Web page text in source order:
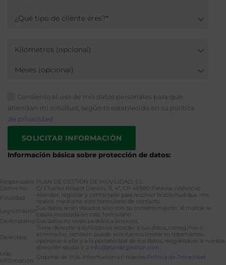
¿Qué tipo de cliente eres?*
Kilómetros (opcional)
Meses (opcional)
Consiento el uso de mis datos personales para que
atiendan mi solicitud, según lo establecido en su política
de privacidad
Información básica sobre protección de datos:
Responsable PLAN DE GESTIÓN DE MOVILIDAD, S.L.
Domicilio
C/ Charles Robert Darwin, 11, 4ª, CP 46980 Paterna (Valencia)
Finalidad
Atender, registrar y contactarle para resolver la solicitud que nos
realice mediante este formulario de contacto.
LegitimaciónSus datos serán tratados solo con su consentimiento, al marcar la
casilla mostrada en este formulario.
Destinatarios Sus datos no serán cedidos a terceros.
Derechos
Tiene derecho a solicitarnos acceder a sus datos, corregirlos o
eliminarlos, también puede solicitarnos limitar su tratamiento,
oponerse a ello y a la portabilidad de sus datos, dirigiéndose a nuestra
dirección postal o a info@plandegestion.com
Más
información Dispone de más información en nuestra Política de Privacidad